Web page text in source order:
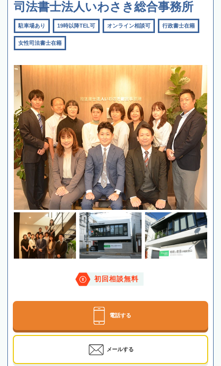
司法書士法人いわさき総合事務所
駐車場あり 19時以降TEL可 オンライン相談可 行政書士在籍
女性司法書士在籍
初回相談無料
電話する
メールする